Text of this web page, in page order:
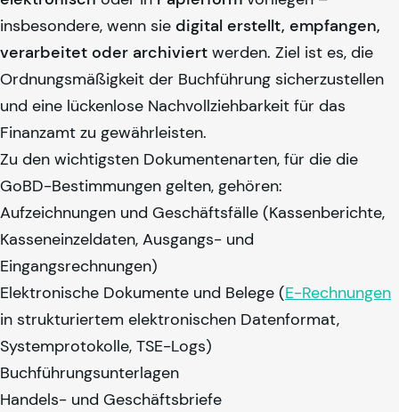
insbesondere, wenn sie digital erstellt, empfangen,
verarbeitet oder archiviert werden. Ziel ist es, die
Ordnungsmäßigkeit der Buchführung sicherzustellen
und eine lückenlose Nachvollziehbarkeit für das
Finanzamt zu gewährleisten.
Zu den wichtigsten Dokumentenarten, für die die
GoBD-Bestimmungen gelten, gehören:
Aufzeichnungen und Geschäftsfälle (Kassenberichte,
Kasseneinzeldaten, Ausgangs- und
Eingangsrechnungen)
Elektronische Dokumente und Belege (E-Rechnungen
in strukturiertem elektronischen Datenformat,
Systemprotokolle, TSE-Logs)
Buchführungsunterlagen
Handels- und Geschäftsbriefe